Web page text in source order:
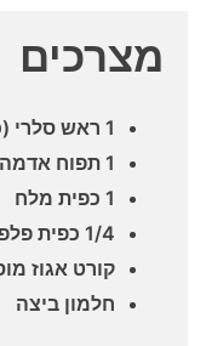
מצרכים
1 ראש סלרי (כ-250 גר')
1 תפוח אדמה גדול (כ-250 גר')
1 כפית מלח
1/4 כפית פלפל לבן
קורט אגוז
חלמון ביצה